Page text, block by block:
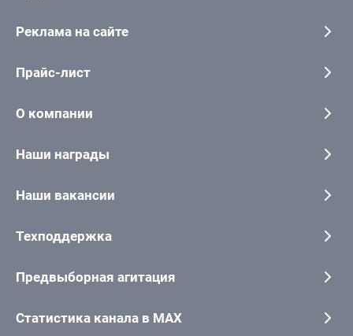
Реклама на сайте
Прайс-лист
О компании
Наши награды
Наши вакансии
Техподдержка
Предвыборная агитация
Статистика канала в MAX